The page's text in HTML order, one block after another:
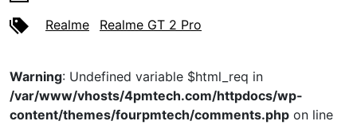
Realme Realme GT 2 Pro
Warning: Undefined variable $html_req in
/var/www/vhosts/4pmtech.com/httpdocs/wp-
content/themes/fourpmtech/comments.php on line